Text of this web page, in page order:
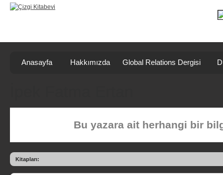
Anasayfa Hakkımızda Global Relations Dergisi
Bu yazara ait herhangi bir
Kitapları: